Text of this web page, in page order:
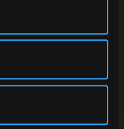
MVA